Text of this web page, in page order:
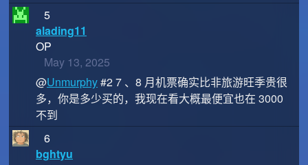
5
alading11
OP
May 13, 2025
@Unmurphy#2 7 、8 月机票确实比非旅游旺季贵很
多，你是多少买的，我现在看大概最便宜也在 3000
不到
6
bghtyu